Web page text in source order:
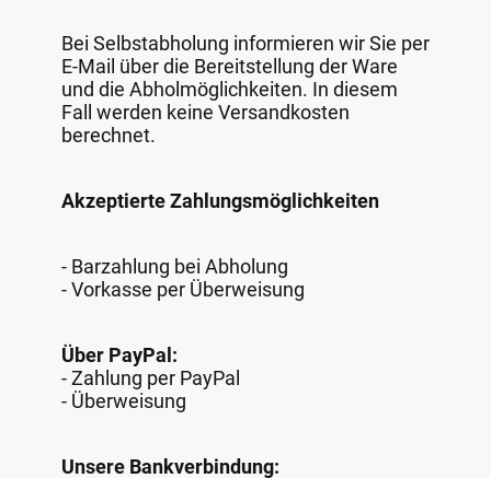
Bei Selbstabholung informieren wir Sie per
E-Mail über die Bereitstellung der Ware
und die Abholmöglichkeiten. In diesem
Fall werden keine Versandkosten
berechnet.
Akzeptierte Zahlungsmöglichkeiten
- Barzahlung bei Abholung
- Vorkasse per Überweisung
Über PayPal:
- Zahlung per PayPal
- Überweisung
Unsere Bankverbindung: